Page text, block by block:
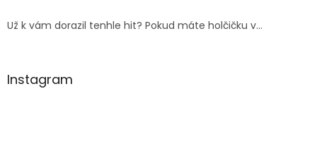
Už k vám dorazil tenhle hit? Pokud máte holčičku v...
Instagram